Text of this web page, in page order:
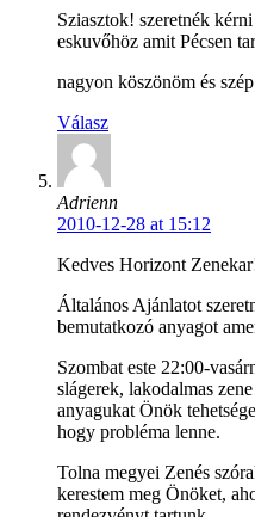
Sziasztok! szeretnék
eskuvőhöz amit Pécsen
nagyon köszönöm és
Válasz
Adrienn
2010-12-28 at 15:12
Kedves Horizont
Általános Ajánlatot
bemutatkozó anyagot
Szombat este 22:00-
slágerek, lakodalmas
anyagukat Önök
hogy probléma lenne.
Tolna megyei Zenés
kerestem meg Önöket,